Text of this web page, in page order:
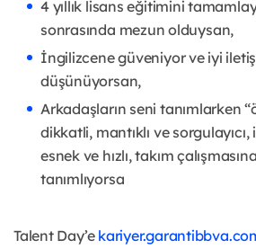
4 yıllık lisans eğitimini
sonrasında mezun olduysan,
İngilizcene güveniyor ve iyi
düşünüyorsan,
Arkadaşların seni tanımlarken
dikkatli, mantıklı ve
esnek ve hızlı, takım
tanımlıyorsa
Talent Day’e